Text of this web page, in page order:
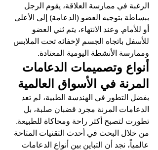
الرغبة في ممارسة العلاقة، يقوم الرجل
ببساطة بتوجيه العضو (الدعامة) إلى الأعلى
أو للأمام. وعند الانتهاء، يتم ثني العضو
للأسفل باتجاه الجسم لإخفائه تحت الملابس
وممارسة الأنشطة اليومية المعتادة.
أنواع وتصميمات الدعامات
المرنة في الأسواق العالمية
بفضل التطور في الهندسة الطبية، لم تعد
الدعامات المرنة مجرد قضبان صلبة، بل
تطورت لتصبح أكثر راحة ومحاكاة للطبيعة.
من خلال البحث في أحدث التقنيات المتاحة
عالمياً، نجد أن التباين بين أنواع الدعامات